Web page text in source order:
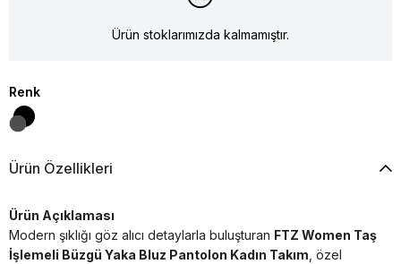
Ürün stoklarımızda kalmamıştır.
Renk
Ürün Özellikleri
Ürün Açıklaması
Modern şıklığı göz alıcı detaylarla buluşturan FTZ Women Taş
İşlemeli Büzgü Yaka Bluz Pantolon Kadın Takım , özel